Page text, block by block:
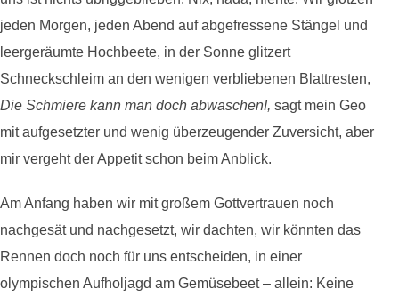
jeden Morgen, jeden Abend auf abgefressene Stängel und
leergeräumte Hochbeete, in der Sonne glitzert
Schneckschleim an den wenigen verbliebenen Blattresten,
Die Schmiere kann man doch abwaschen!, sagt mein Geo
mit aufgesetzter und wenig überzeugender Zuversicht, aber
mir vergeht der Appetit schon beim Anblick.
Am Anfang haben wir mit großem Gottvertrauen noch
nachgesät und nachgesetzt, wir dachten, wir könnten das
Rennen doch noch für uns entscheiden, in einer
olympischen Aufholjagd am Gemüsebeet – allein: Keine